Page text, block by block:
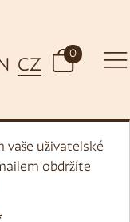
CZ
0
vaše uživatelské
obdržíte